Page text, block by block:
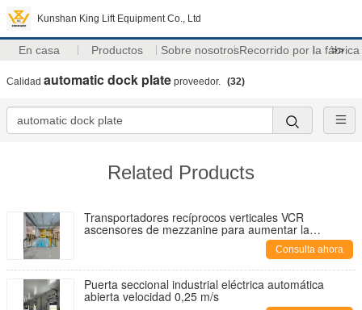
Kunshan King Lift Equipment Co., Ltd
En casa Productos Sobre nosotrosRecorrido por la fábrica
>>
Calidad automatic dock plate proveedor. (32)
Related Products
Transportadores recíprocos verticales VCR
ascensores de mezzanine para aumentar la
Consulta ahora
Puerta seccional industrial eléctrica automática
abierta velocidad 0,25 m/s